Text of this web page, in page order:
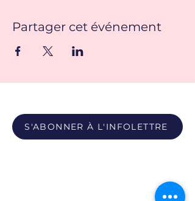
Partager cet événement
S'ABONNER À L'INFOLETTRE